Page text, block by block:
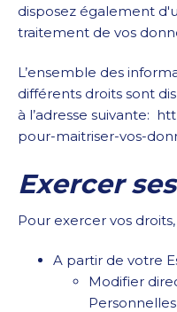
disposez également
traitement de vos
L’ensemble des
différents droits sont
à l’adresse suivante:
pour-maitriser-vos-
Exercer
Pour exercer vos
A partir de votre
Modifier